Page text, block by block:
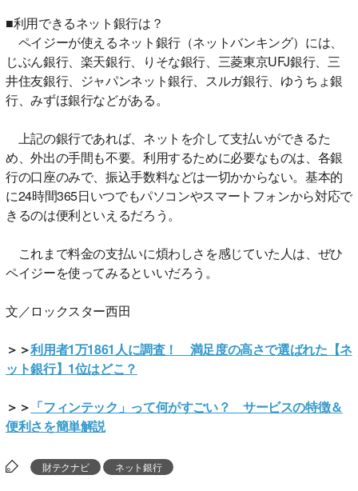
■利用できるネット銀行は？
ペイジーが使えるネット銀行（ネットバンキング）には、
じぶん銀行、楽天銀行、りそな銀行、三菱東京UFJ銀行、三
井住友銀行、ジャパンネット銀行、スルガ銀行、ゆうちょ銀
行、みずほ銀行などがある。
上記の銀行であれば、ネットを介して支払いができるた
め、外出の手間も不要。利用するために必要なものは、各銀
行の口座のみで、振込手数料などは一切かからない。基本的
に24時間365日いつでもパソコンやスマートフォンから対応で
きるのは便利といえるだろう。
これまで料金の支払いに煩わしさを感じていた人は、ぜひ
ペイジーを使ってみるといいだろう。
文／ロックスター西田
＞＞利用者1万1861人に調査！ 満足度の高さで選ばれた【ネ
ット銀行】1位はどこ？
＞＞ 「フィンテック」って何がすごい？ サービスの特徴＆
便利さを簡単解説
財テクナビ ネット銀行